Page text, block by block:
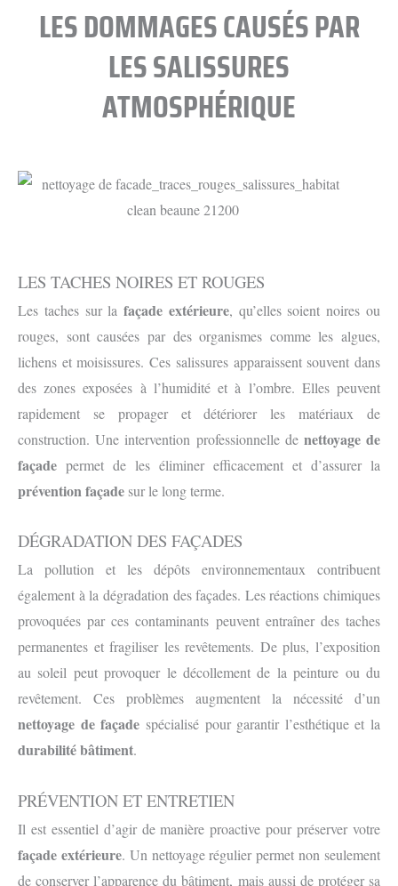
LES DOMMAGES CAUSÉS PAR
LES SALISSURES
ATMOSPHÉRIQUE
LES TACHES NOIRES ET ROUGES
Les taches sur lafaçade extérieure, qu’elles soient noires ou
rouges, sont causées par des organismes comme les algues,
lichens et moisissures. Ces salissures apparaissent souvent dans
des zones exposées à l’humidité et à l’ombre. Elles peuvent
rapidement se propager et détériorer les matériaux de
construction. Une intervention professionnelle de nettoyage de
façade permet de les éliminer efficacement et d’assurer la
prévention façade sur le long terme.
DÉGRADATION DES FAÇADES
La pollution et les dépôts environnementaux contribuent
également à la dégradation des façades. Les réactions chimiques
provoquées par ces contaminants peuvent entraîner des taches
permanentes et fragiliser les revêtements. De plus, l’exposition
au soleil peut provoquer le décollement de la peinture ou du
revêtement. Ces problèmes augmentent la nécessité d’un
nettoyage de façade spécialisé pour garantir l’esthétique et la
durabilité bâtiment.
PRÉVENTION ET ENTRETIEN
Il est essentiel d’agir de manière proactive pour préserver votre
façade extérieure. Un nettoyage régulier permet non seulement
de conserver l’apparence du bâtiment, mais aussi de protéger sa